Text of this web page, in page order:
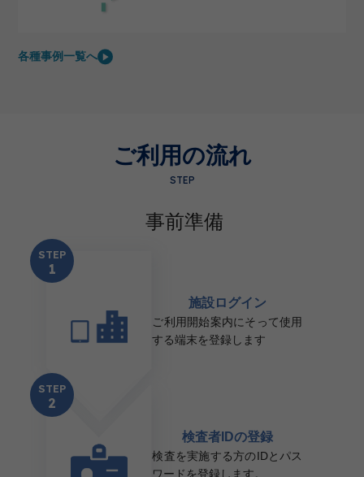
各種事例一覧へ
ご利用の流れ
STEP
事前準備
STEP
1
施設ログイン
ご利用開始案内にそって使用
する端末を登録します
STEP
2
検査者IDの登録
検査を実施する方のIDとパス
ワードを登録します。